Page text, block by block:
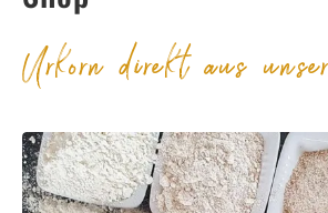
Urkorn direkt aus